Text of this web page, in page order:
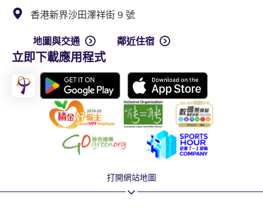
香港新界沙田澤祥街 9 號
地圖與交通 鄰近住宿
立即下載應用程式
打開網站地圖